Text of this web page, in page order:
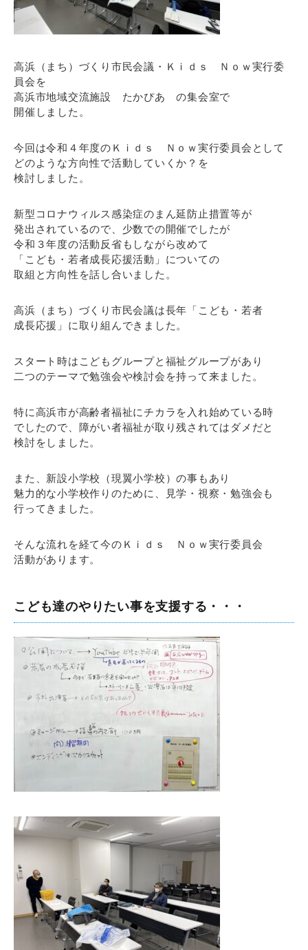
高浜（まち）づくり市民会議・Ｋｉｄｓ Ｎｏｗ実行委
員会を
高浜市地域交流施設 たかぴあ の集会室で
開催しました。
今回は令和４年度のＫｉｄｓ Ｎｏｗ実行委員会として
どのような方向性で活動していくか？を
検討しました。
新型コロナウィルス感染症のまん延防止措置等が
発出されているので、少数での開催でしたが
令和３年度の活動反省もしながら改めて
「こども・若者成長応援活動」についての
取組と方向性を話し合いました。
高浜（まち）づくり市民会議は長年「こども・若者
成長応援」に取り組んできました。
スタート時はこどもグループと福祉グループがあり
二つのテーマで勉強会や検討会を持って来ました。
特に高浜市が高齢者福祉にチカラを入れ始めている時
でしたので、障がい者福祉が取り残されてはダメだと
検討をしました。
また、新設小学校（現翼小学校）の事もあり
魅力的な小学校作りのために、見学・視察・勉強会も
行ってきました。
そんな流れを経て今のＫｉｄｓ Ｎｏｗ実行委員会
活動があります。
こども達のやりたい事を支援する・・・